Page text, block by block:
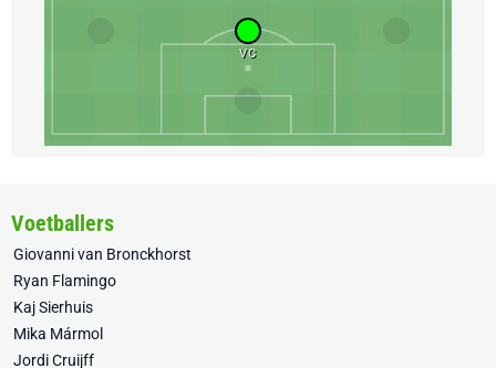
VC
Voetballers
Giovanni van Bronckhorst
Ryan Flamingo
Kaj Sierhuis
Mika Mármol
Jordi Cruijff